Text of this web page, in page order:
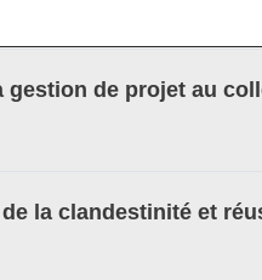
de projet au
la clandestinité et